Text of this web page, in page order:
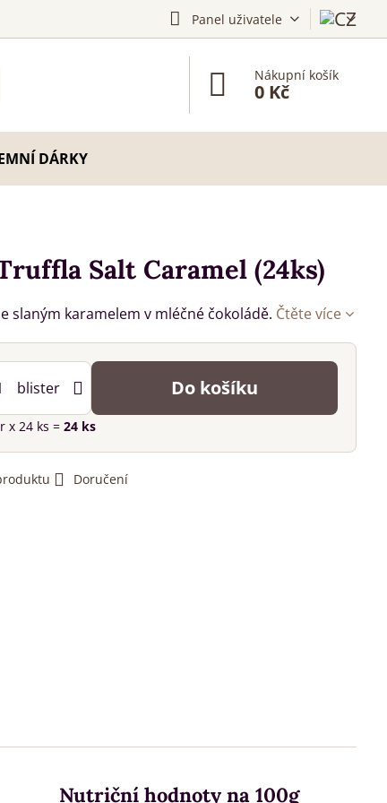
Panel uživatele
Nákupní košík
0 Kč
DÁRKY
Salt Caramel (24ks)
slaným karamelem v mléčné čokoládě. Čtěte více
blister Do košíku
x 24 ks =24 ks
Doručení
Nutriční hodnoty na 100g